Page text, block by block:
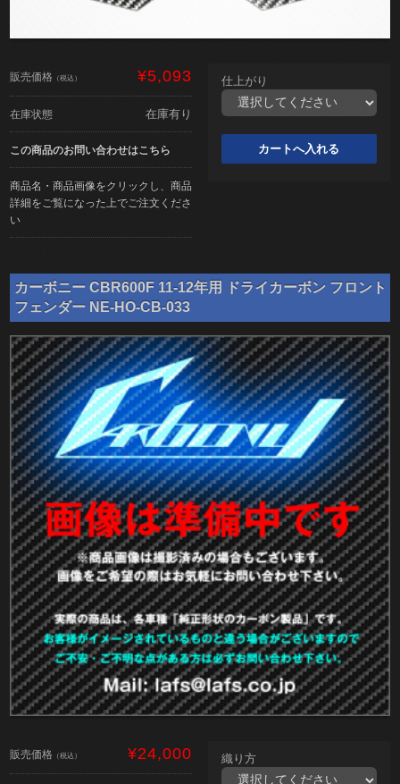
販売価格 （税込） ¥5,093
在庫状態 在庫有り
この商品のお問い合わせはこちら
商品名・商品画像をクリックし、商品
詳細をご覧になった上でご注文くださ
い
仕上がり
カーボニー CBR600F 11-12年用 ドライカーボン フロント
フェンダー NE-HO-CB-033
販売価格 （税込） ¥24,000 織り方